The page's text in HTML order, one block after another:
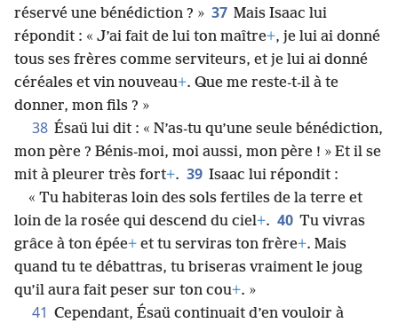
réservé une bénédiction ? » 37 Mais Isaac lui
répondit : « J’ai fait de lui ton maître+, je lui ai donné
tous ses frères comme serviteurs, et je lui ai donné
céréales et vin nouveau+. Que me reste-t-il à te
donner, mon fils ? »
38 Ésaü lui dit : « N’as-tu qu’une seule bénédiction,
mon père ? Bénis-moi, moi aussi, mon père ! » Et il se
mit à pleurer très fort+. 39 Isaac lui répondit :
« Tu habiteras loin des sols fertiles de la terre et
loin de la rosée qui descend du ciel+. 40 Tu vivras
grâce à ton épée+ et tu serviras ton frère+. Mais
quand tu te débattras, tu briseras vraiment le joug
qu’il aura fait peser sur ton cou+. »
41 Cependant, Ésaü continuait d’en vouloir à